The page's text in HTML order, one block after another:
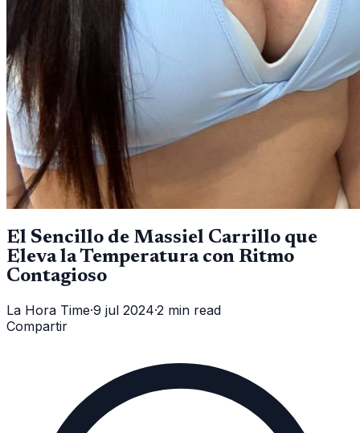
El Sencillo de Massiel Carrillo que
Eleva la Temperatura con Ritmo
Contagioso
La Hora Time·9 jul 2024·2 min read
Compartir